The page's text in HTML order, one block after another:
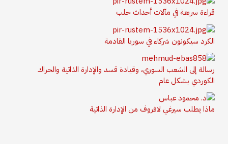
قراءة سريعة في مآلات أحداث حلب
الكرد سيكونون شركاء في سوريا القادمة
رسالة إلى الشعب السوري، وقيادة قسد والإدارة الذاتية والحراك
الكوردي بشكل عام
ماذا يطلب سيرغي لافروف من الإدارة الذاتية